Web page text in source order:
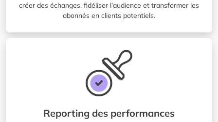
créer des échanges, fidéliser l’audience et transformer les
abonnés en clients potentiels.
Reporting des performances